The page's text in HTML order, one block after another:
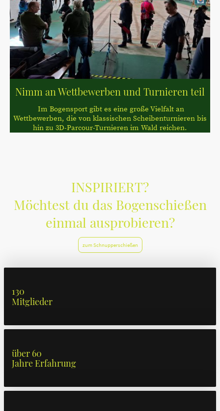
Nimm an Wettbewerben und Turnieren teil
Im Bogensport gibt es eine große Vielfalt an
Wettbewerben, die von klassischen Scheibenturnieren bis
hin zu 3D-Parcour-Turnieren im Wald reichen.
zum Schnupperschießen
INSPIRIERT?
Möchtest du das Bogenschießen
einmal ausprobieren?
130
Mitglieder
über 60
Jahre Erfahrung